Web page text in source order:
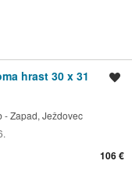
hrast 30 x 31
- Zapad, Ježdovec
106 €